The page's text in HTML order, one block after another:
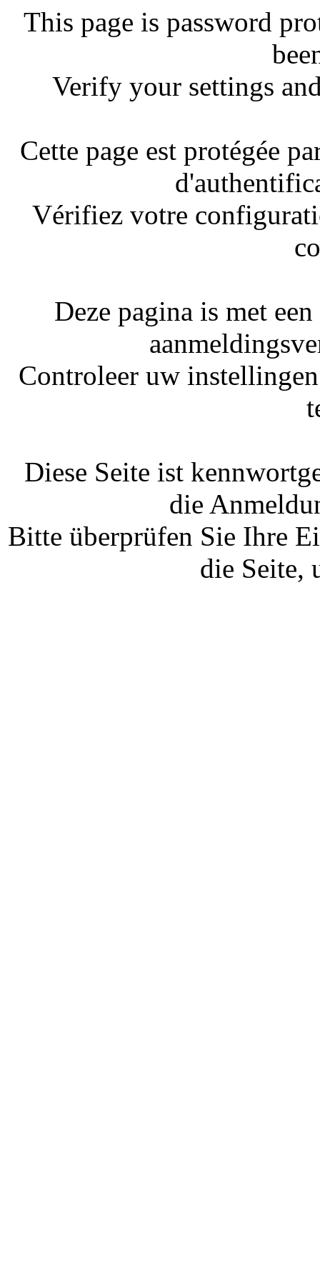
This page is password
Verify your settings
Cette page est protégée
Vérifiez votre
Deze pagina is met
Controleer uw
Diese Seite ist
die
Bitte überprüfen Sie Ihre
die Seite,